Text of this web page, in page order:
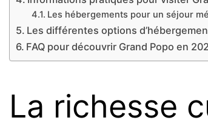
Les hébergements pour un séjour
Les différentes options
FAQ pour découvrir Grand Popo en
La richesse